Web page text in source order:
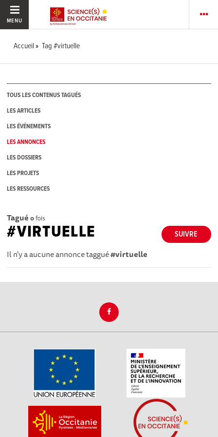
MENU
Accueil Tag #virtuelle
TOUS LES CONTENUS TAGUÉS
LES ARTICLES
LES ÉVÉNEMENTS
LES ANNONCES
LES DOSSIERS
LES PROJETS
LES RESSOURCES
Tagué 0fois
SUIVRE
#VIRTUELLE
Il n'y a aucune annonce taggué#virtuelle